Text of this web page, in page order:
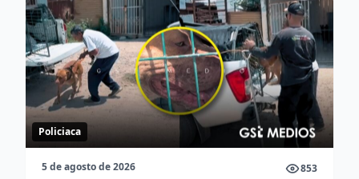
Policiaca
5 de agosto de 2026 853